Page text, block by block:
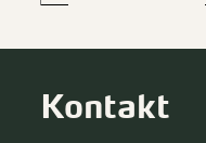
Kontakt